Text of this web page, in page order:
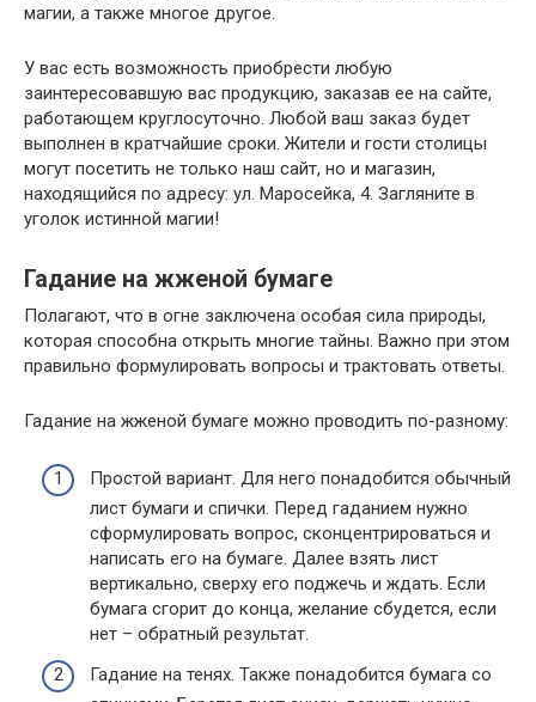
магии, а также многое другое.
У вас есть возможность приобрести любую
заинтересовавшую вас продукцию, заказав ее на сайте,
работающем круглосуточно. Любой ваш заказ будет
выполнен в кратчайшие сроки. Жители и гости столицы
могут посетить не только наш сайт, но и магазин,
находящийся по адресу: ул. Маросейка, 4. Загляните в
уголок истинной магии!
Гадание на жженой бумаге
Полагают, что в огне заключена особая сила природы,
которая способна открыть многие тайны. Важно при этом
правильно формулировать вопросы и трактовать ответы.
Гадание на жженой бумаге можно проводить по-разному:
Простой вариант. Для него понадобится обычный
лист бумаги и спички. Перед гаданием нужно
сформулировать вопрос, сконцентрироваться и
написать его на бумаге. Далее взять лист
вертикально, сверху его поджечь и ждать. Если
бумага сгорит до конца, желание сбудется, если
нет – обратный результат.
Гадание на тенях. Также понадобится бумага со